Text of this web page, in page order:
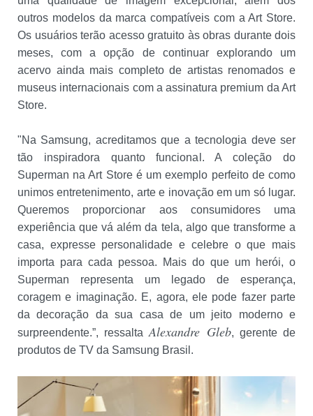
outros modelos da marca compatíveis com a Art Store.
Os usuários terão acesso gratuito às obras durante dois
meses, com a opção de continuar explorando um
acervo ainda mais completo de artistas renomados e
museus internacionais com a assinatura premium da Art
Store.
"Na Samsung, acreditamos que a tecnologia deve ser
tão inspiradora quanto funcional. A coleção do
Superman na Art Store é um exemplo perfeito de como
unimos entretenimento, arte e inovação em um só lugar.
Queremos proporcionar aos consumidores uma
experiência que vá além da tela, algo que transforme a
casa, expresse personalidade e celebre o que mais
importa para cada pessoa. Mais do que um herói, o
Superman representa um legado de esperança,
coragem e imaginação. E, agora, ele pode fazer parte
da decoração da sua casa de um jeito moderno e
surpreendente.”, ressaltaAlexandre Gleb, gerente de
produtos de TV da Samsung Brasil.